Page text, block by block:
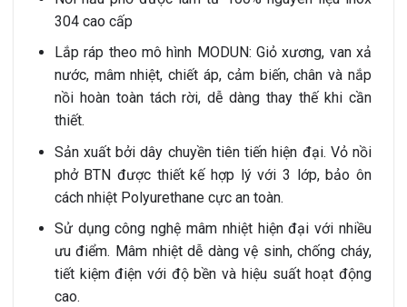
304 cao cấp
Lắp ráp theo mô hình MODUN: Giỏ xương, van xả
nước, mâm nhiệt, chiết áp, cảm biến, chân và nắp
nồi hoàn toàn tách rời, dễ dàng thay thế khi cần
thiết.
Sản xuất bởi dây chuyền tiên tiến hiện đại. Vỏ nồi
phở BTN được thiết kế hợp lý với 3 lớp, bảo ôn
cách nhiệt Polyurethane cực an toàn.
Sử dụng công nghệ mâm nhiệt hiện đại với nhiều
ưu điểm. Mâm nhiệt dễ dàng vệ sinh, chống cháy,
tiết kiệm điện với độ bền và hiệu suất hoạt động
cao.